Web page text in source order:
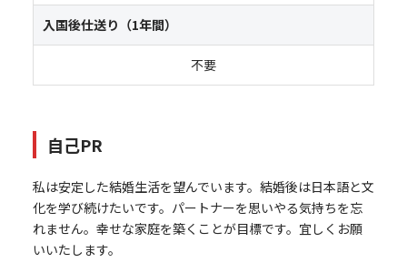
入国後仕送り（1年間）
不要
自己PR
私は安定した結婚生活を望んでいます。結婚後は日本語と文
化を学び続けたいです。パートナーを思いやる気持ちを忘
れません。幸せな家庭を築くことが目標です。宜しくお願
いいたします。